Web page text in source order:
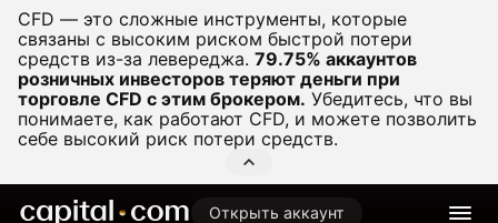
CFD — это сложные инструменты, которые
связаны с высоким риском быстрой потери
средств из-за левереджа. 79.75% аккаунтов
розничных инвесторов теряют деньги при
торговле CFD с этим брокером. Убедитесь, что вы
понимаете, как работают CFD, и можете позволить
себе высокий риск потери средств.
Открыть аккаунт